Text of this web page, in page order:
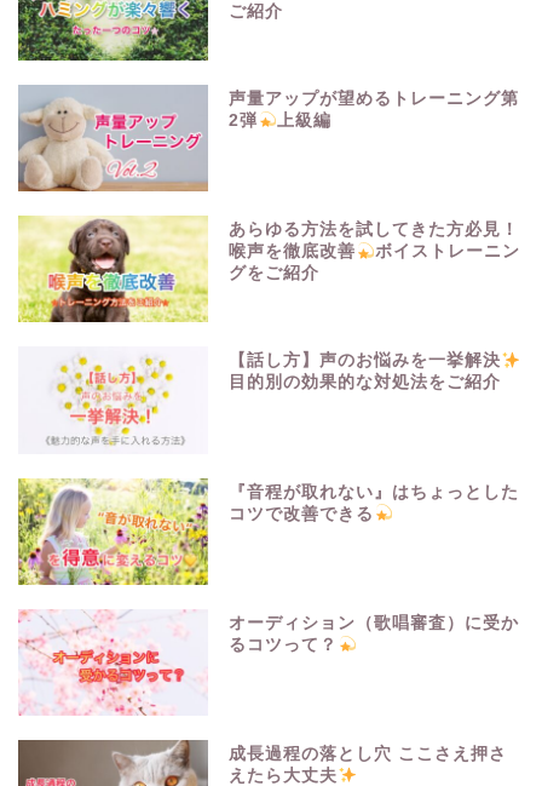
ご紹介
声量アップが望めるトレーニング第
2弾
上級編
あらゆる方法を試してきた方必見！
喉声を徹底改善
ボイストレーニン
グをご紹介
【話し方】声のお悩みを一挙解決
目的別の効果的な対処法をご紹介
『音程が取れない』はちょっとした
コツで改善できる
オーディション（歌唱審査）に受か
るコツって？
成長過程の落とし穴 ここさえ押さ
えたら大丈夫